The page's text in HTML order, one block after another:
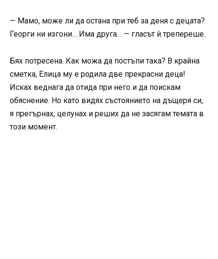
— Мамо, може ли да остана при теб за деня с децата?
Георги ни изгони… Има друга… — гласът ѝ трепереше.
Бях потресена. Как можа да постъпи така? В крайна
сметка, Елица му е родила две прекрасни деца!
Исках веднага да отида при него и да поискам
обяснение. Но като видях състоянието на дъщеря си,
я прегърнах, целунах и реших да не засягам темата в
този момент.